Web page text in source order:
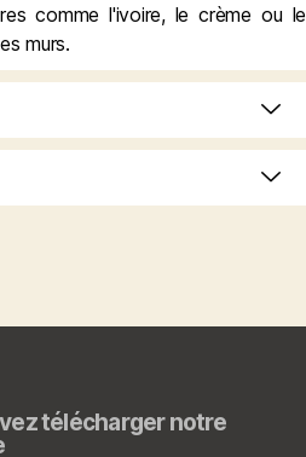
comme l'ivoire, le crème ou le
murs.
télécharger notre